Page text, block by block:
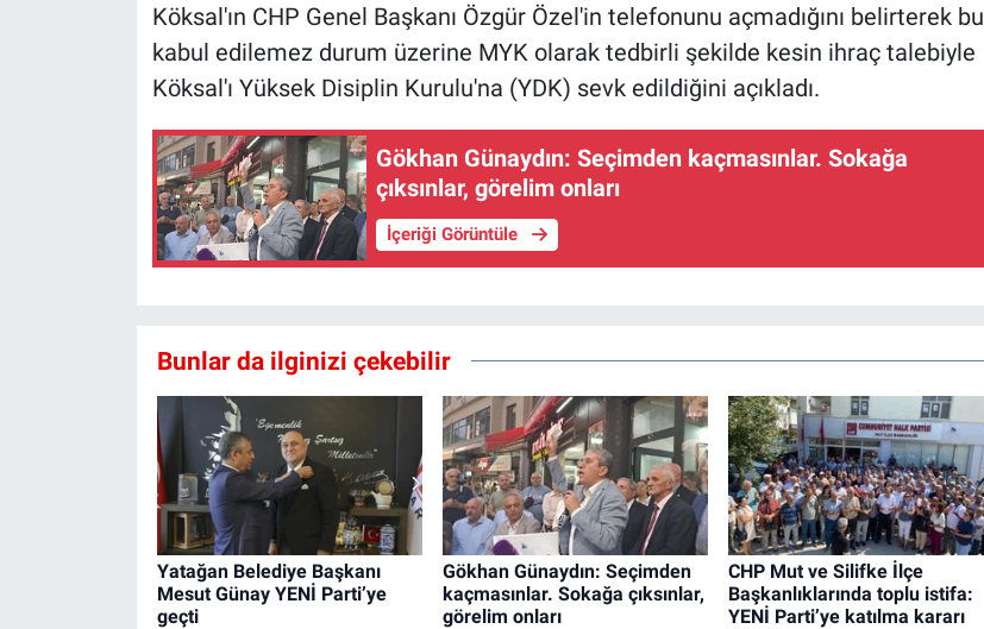
Köksal'ın CHP Genel Başkanı Özgür Özel'in telefonunu açmadığını belirterek bu
kabul edilemez durum üzerine MYK olarak tedbirli şekilde kesin ihraç talebiyle
Köksal'ı Yüksek Disiplin Kurulu'na (YDK) sevk edildiğini açıkladı.
Gökhan Günaydın: Seçimden kaçmasınlar. Sokağa
çıksınlar, görelim onları
İçeriği Görüntüle
Bunlar da ilginizi çekebilir
Yatağan Belediye Başkanı
Mesut Günay YENİ Parti’ye
geçti
Gökhan Günaydın: Seçimden
kaçmasınlar. Sokağa çıksınlar,
görelim onları
CHP Mut ve Silifke İlçe
Başkanlıklarında toplu istifa:
YENİ Parti’ye katılma kararı